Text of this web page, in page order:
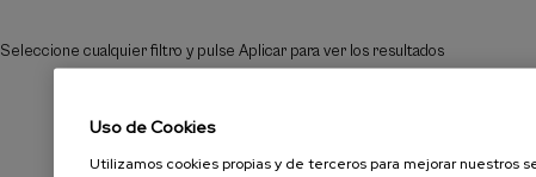
Seleccione cualquier filtro y pulse Aplicar para ver los resultados
Uso de Cookies
Utilizamos cookies propias y de terceros para mejorar nuestros